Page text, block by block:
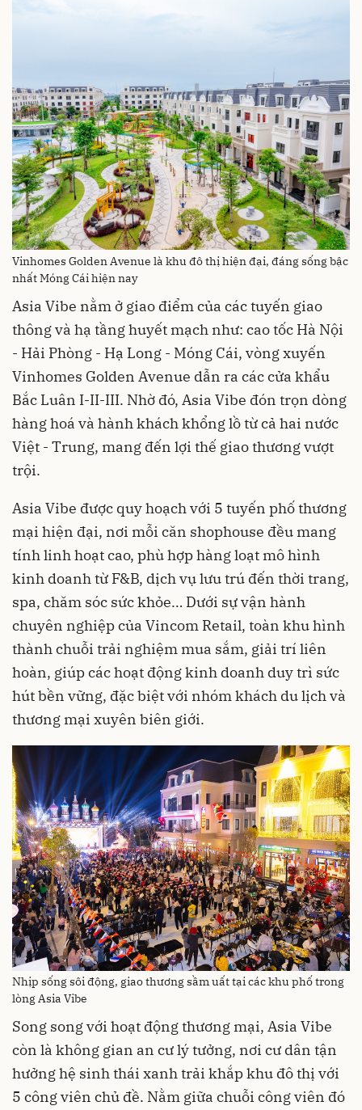
Vinhomes Golden Avenue là khu đô thị hiện đại, đáng sống bậc
nhất Móng Cái hiện nay
Asia Vibe nằm ở giao điểm của các tuyến giao
thông và hạ tầng huyết mạch như: cao tốc Hà Nội
- Hải Phòng - Hạ Long - Móng Cái, vòng xuyến
Vinhomes Golden Avenue dẫn ra các cửa khẩu
Bắc Luân I-II-III. Nhờ đó, Asia Vibe đón trọn dòng
hàng hoá và hành khách khổng lồ từ cả hai nước
Việt - Trung, mang đến lợi thế giao thương vượt
trội.
Asia Vibe được quy hoạch với 5 tuyến phố thương
mại hiện đại, nơi mỗi căn shophouse đều mang
tính linh hoạt cao, phù hợp hàng loạt mô hình
kinh doanh từ F&B, dịch vụ lưu trú đến thời trang,
spa, chăm sóc sức khỏe… Dưới sự vận hành
chuyên nghiệp của Vincom Retail, toàn khu hình
thành chuỗi trải nghiệm mua sắm, giải trí liên
hoàn, giúp các hoạt động kinh doanh duy trì sức
hút bền vững, đặc biệt với nhóm khách du lịch và
thương mại xuyên biên giới.
Nhịp sống sôi động, giao thương sầm uất tại các khu phố trong
lòng Asia Vibe
Song song với hoạt động thương mại, Asia Vibe
còn là không gian an cư lý tưởng, nơi cư dân tận
hưởng hệ sinh thái xanh trải khắp khu đô thị với
5 công viên chủ đề. Nằm giữa chuỗi công viên đó